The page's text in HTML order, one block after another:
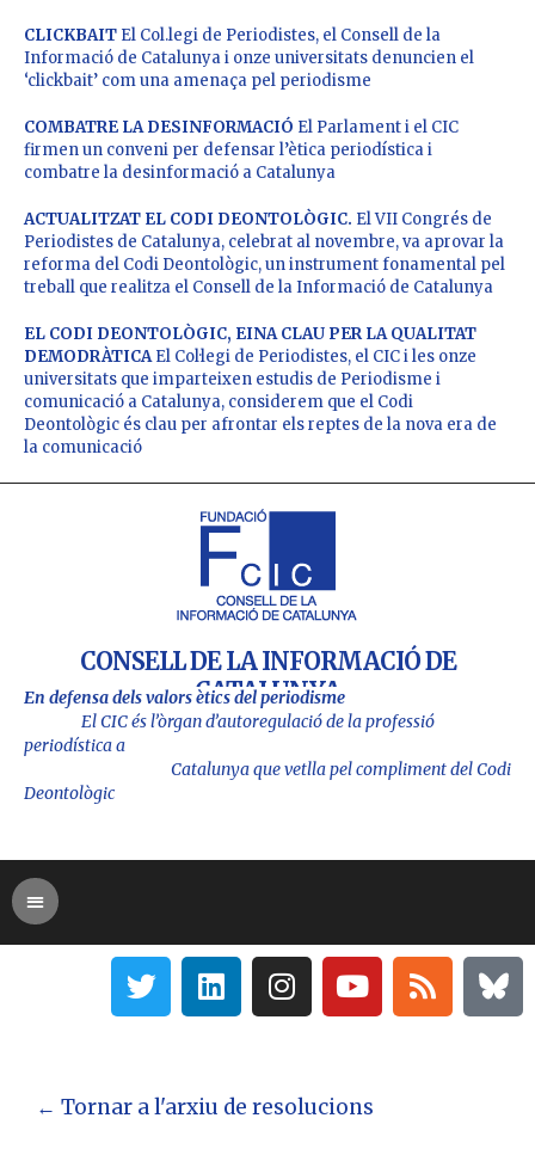
CLICKBAIT El Col.legi de Periodistes, el Consell de la
Informació de Catalunya i onze universitats denuncien el
‘clickbait’ com una amenaça pel periodisme
COMBATRE LA DESINFORMACIÓ El Parlament i el CIC
firmen un conveni per defensar l’ètica periodística i
combatre la desinformació a Catalunya
ACTUALITZAT EL CODI DEONTOLÒGIC. El VII Congrés de
Periodistes de Catalunya, celebrat al novembre, va aprovar la
reforma del Codi Deontològic, un instrument fonamental pel
treball que realitza el Consell de la Informació de Catalunya
EL CODI DEONTOLÒGIC, EINA CLAU PER LA QUALITAT
DEMODRÀTICAEl Col·legi de Periodistes, el CIC i les onze
universitats que imparteixen estudis de Periodisme i
comunicació a Catalunya, considerem que el Codi
Deontològic és clau per afrontar els reptes de la nova era de
la comunicació
CONSELL DE LA INFORMACIÓ DE
CATALUNYA
En defensa dels valors ètics del periodisme
El CIC és l’òrgan d’autoregulació de la professió
periodística a
Catalunya que vetlla pel compliment del Codi
Deontològic
← Tornar a l'arxiu de resolucions